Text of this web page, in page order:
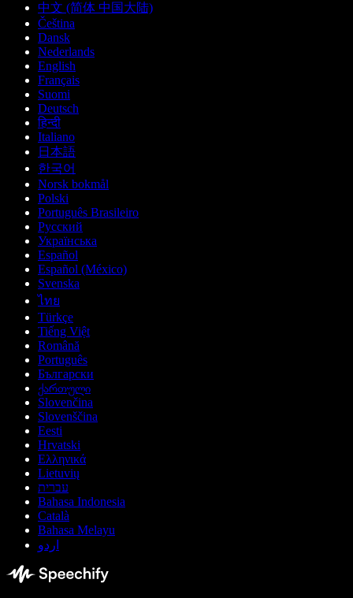
中文 (简体 中国大陆)
Čeština
Dansk
Nederlands
English
Français
Suomi
Deutsch
हिन्दी
Italiano
日本語
한국어
Norsk bokmål
Polski
Português Brasileiro
Русский
Українська
Español
Español (México)
Svenska
ไทย
Türkçe
Tiếng Việt
Română
Português
Български
ქართული
Slovenčina
Slovenščina
Eesti
Hrvatski
Ελληνικά
Lietuvių
עברית
Bahasa Indonesia
Català
Bahasa Melayu
اردو